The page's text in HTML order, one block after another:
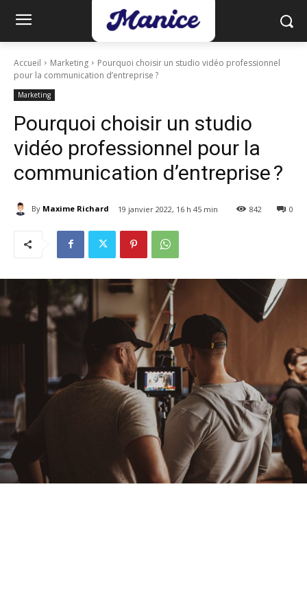
Accueil Marketing
Pourquoi choisir un studio vidéo professionnel
pour la communication d’entreprise ?
Marketing
Pourquoi choisir un studio
vidéo professionnel pour la
communication d’entreprise ?
By Maxime Richard 19 janvier 2022, 16 h 45 min 0
842